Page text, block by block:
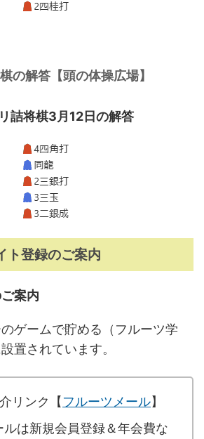
の解答【頭の体操広場】
詰将棋3月12日の解答
ト登録のご案内
案内
ゲームで貯める（フルーツ学
置されています。
リンク【フルーツメール】
ルは新規会員登録＆年会費な